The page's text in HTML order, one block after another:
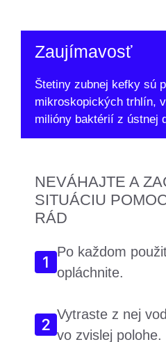
Zaujímavosť
Štetiny zubnej kefky sú
mikroskopických trhlín,
milióny baktérií z ústnej
NEVÁHAJTE A
SITUÁCIU
RÁD
Po každom
opláchnite.
Vytraste z nej
vo zvislej polohe.